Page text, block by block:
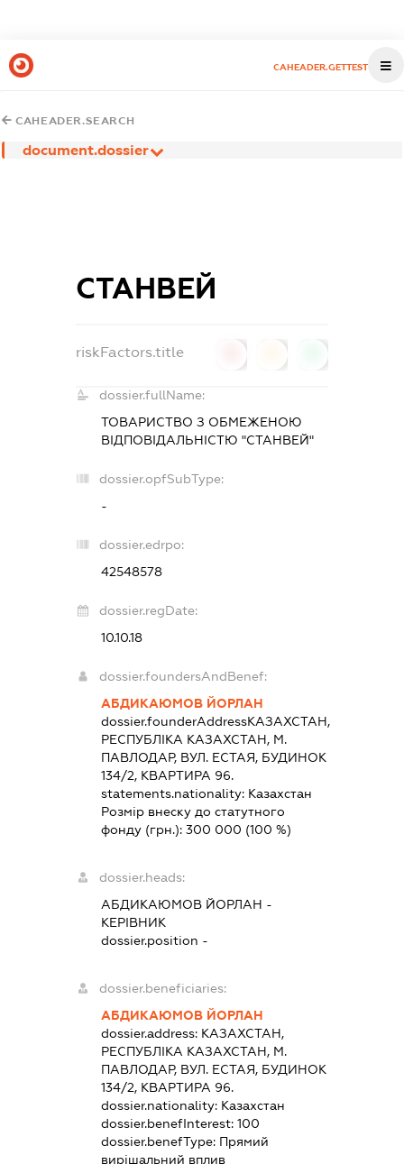
CAHEADER.GETTEST
CAHEADER.SEARCH
document.dossier
СТАНВЕЙ
riskFactors.title
dossier.fullName:
ТОВАРИСТВО З ОБМЕЖЕНОЮ
ВІДПОВІДАЛЬНІСТЮ "СТАНВЕЙ"
dossier.opfSubType:
-
dossier.edrpo:
42548578
dossier.regDate:
10.10.18
dossier.foundersAndBenef:
АБДИКАЮМОВ ЙОРЛАН
dossier.founderAddressКАЗАХСТАН,
РЕСПУБЛІКА КАЗАХСТАН, М.
ПАВЛОДАР, ВУЛ. ЕСТАЯ, БУДИНОК
134/2, КВАРТИРА 96.
statements.nationality: Казахстан
Розмір внеску до статутного
фонду (грн.):300 000 (100 %)
dossier.heads:
АБДИКАЮМОВ ЙОРЛАН -
КЕРІВНИК
dossier.position -
dossier.beneficiaries:
АБДИКАЮМОВ ЙОРЛАН
dossier.address: КАЗАХСТАН,
РЕСПУБЛІКА КАЗАХСТАН, М.
ПАВЛОДАР, ВУЛ. ЕСТАЯ, БУДИНОК
134/2, КВАРТИРА 96.
dossier.nationality: Казахстан
dossier.benefInterest:100
dossier.benefType: Прямий
вирішальний вплив